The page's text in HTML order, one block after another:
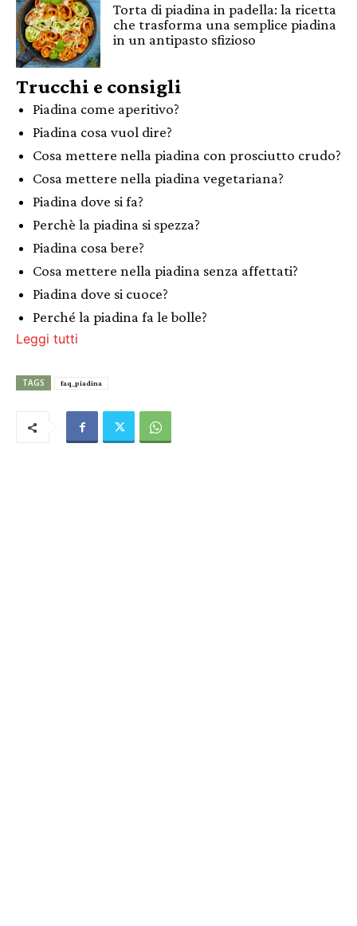
Torta di piadina in padella: la ricetta
che trasforma una semplice piadina
in un antipasto sfizioso
Trucchi e consigli
Piadina come aperitivo?
Piadina cosa vuol dire?
Cosa mettere nella piadina con prosciutto crudo?
Cosa mettere nella piadina vegetariana?
Piadina dove si fa?
Perchè la piadina si spezza?
Piadina cosa bere?
Cosa mettere nella piadina senza affettati?
Piadina dove si cuoce?
Perché la piadina fa le bolle?
Leggi tutti
TAGS faq_piadina